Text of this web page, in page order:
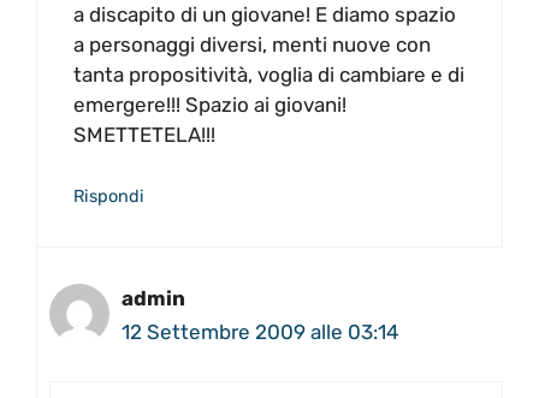
a discapito di un giovane! E diamo spazio
a personaggi diversi, menti nuove con
tanta propositività, voglia di cambiare e di
emergere!!! Spazio ai giovani!
SMETTETELA!!!
Rispondi
admin
12 Settembre 2009 alle 03:14